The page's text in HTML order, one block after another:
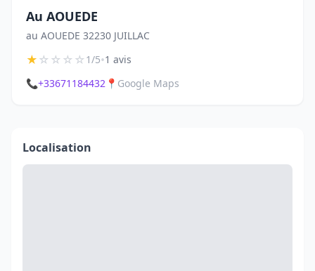
Au AOUEDE
au AOUEDE 32230 JUILLAC
★☆☆☆☆1/5•1 avis
📞+33671184432 📍 Google Maps
Localisation